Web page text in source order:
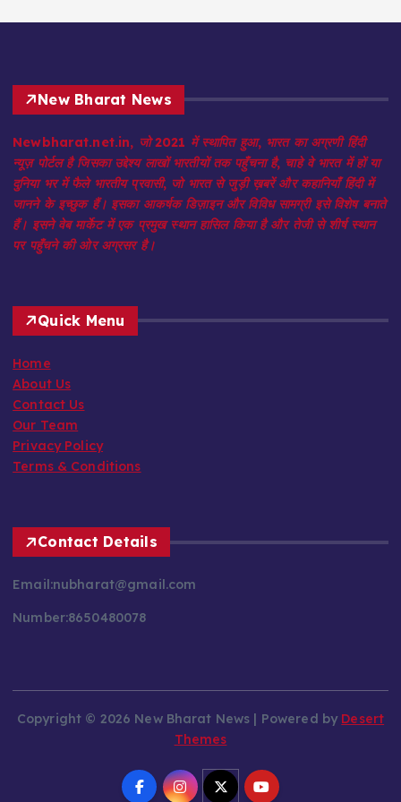
New Bharat News
Newbharat.net.in, जो 2021 में स्थापित हुआ, भारत का अग्रणी हिंदी
न्यूज़ पोर्टल है जिसका उद्देश्य लाखों भारतीयों तक पहुँचना है, चाहे वे भारत में हों या
दुनिया भर में फैले भारतीय प्रवासी, जो भारत से जुड़ी ख़बरें और कहानियाँ हिंदी में
जानने के इच्छुक हैं। इसका आकर्षक डिज़ाइन और विविध सामग्री इसे विशेष बनाते
हैं। इसने वेब मार्केट में एक प्रमुख स्थान हासिल किया है और तेजी से शीर्ष स्थान
Quick Menu
Home
About Us
Contact Us
Our Team
Privacy Policy
Copyright © 2026 New Bharat News | Powered by